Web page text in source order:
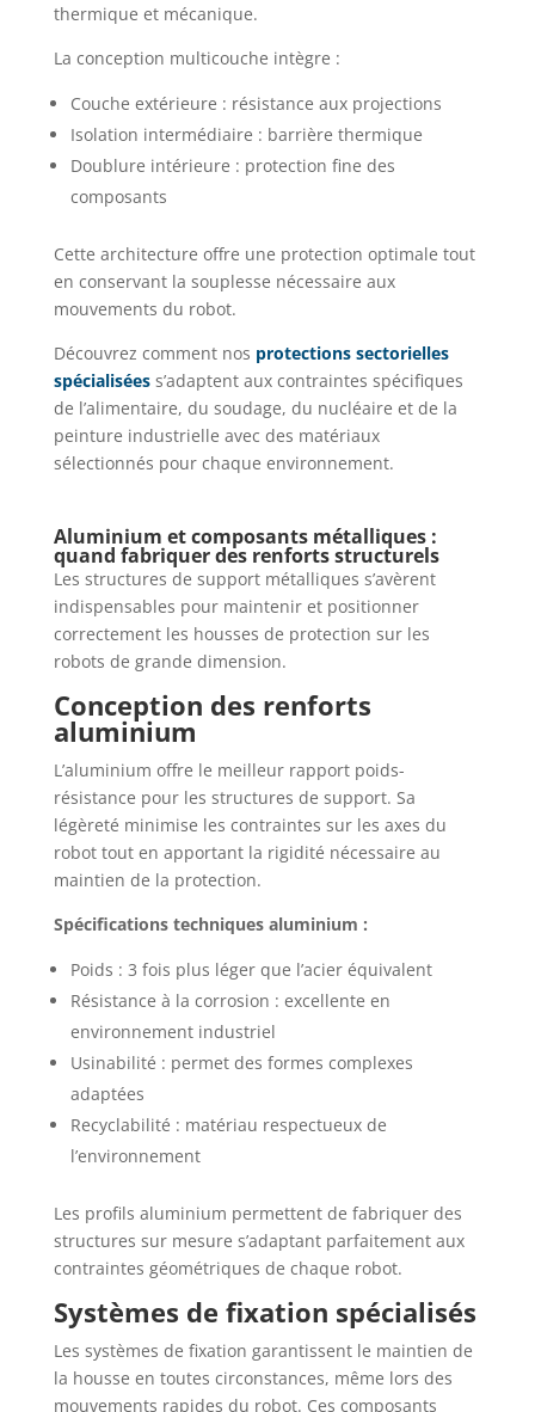
thermique et mécanique.
La conception multicouche intègre :
Couche extérieure : résistance aux projections
Isolation intermédiaire : barrière thermique
Doublure intérieure : protection fine des
composants
Cette architecture offre une protection optimale tout
en conservant la souplesse nécessaire aux
mouvements du robot.
Découvrez comment nos protections sectorielles
spécialiséess’adaptent aux contraintes spécifiques
de l’alimentaire, du soudage, du nucléaire et de la
peinture industrielle avec des matériaux
sélectionnés pour chaque environnement.
Aluminium et composants métalliques :
quand fabriquer des renforts structurels
Les structures de support métalliques s’avèrent
indispensables pour maintenir et positionner
correctement les housses de protection sur les
robots de grande dimension.
Conception des renforts
aluminium
L’aluminium offre le meilleur rapport poids-
résistance pour les structures de support. Sa
légèreté minimise les contraintes sur les axes du
robot tout en apportant la rigidité nécessaire au
maintien de la protection.
Spécifications techniques aluminium :
Poids : 3 fois plus léger que l’acier équivalent
Résistance à la corrosion : excellente en
environnement industriel
Usinabilité : permet des formes complexes
adaptées
Recyclabilité : matériau respectueux de
l’environnement
Les profils aluminium permettent de fabriquer des
structures sur mesure s’adaptant parfaitement aux
contraintes géométriques de chaque robot.
Systèmes de fixation spécialisés
Les systèmes de fixation garantissent le maintien de
la housse en toutes circonstances, même lors des
mouvements rapides du robot. Ces composants